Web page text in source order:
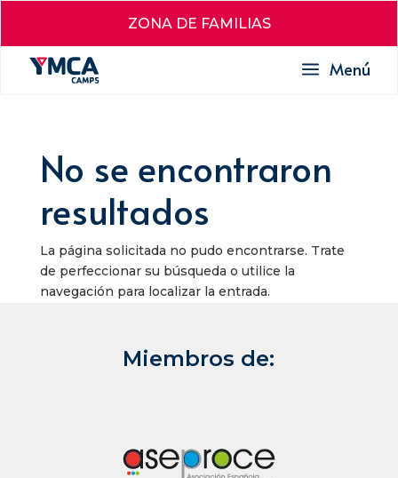
a Menú
ZONA DE FAMILIAS
No se encontraron
resultados
La página solicitada no pudo encontrarse. Trate
de perfeccionar su búsqueda o utilice la
navegación para localizar la entrada.
Miembros de: